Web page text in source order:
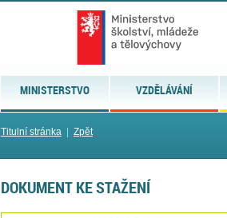
MINISTERSTVO VZDĚLÁVÁNÍ
Titulní stránka Zpět
DOKUMENT KE STAŽENÍ